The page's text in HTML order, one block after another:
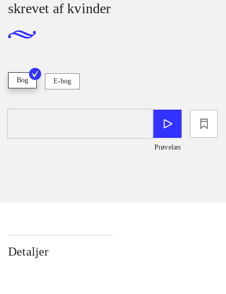
skrevet af kvinder
Bog E-bog
Prøvelæs
Detaljer